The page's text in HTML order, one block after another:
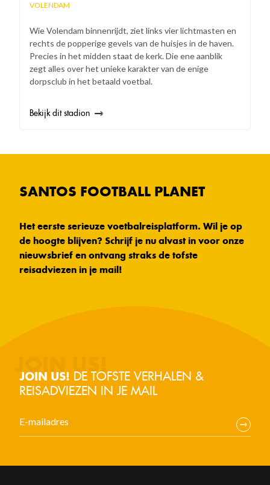
VOLENDAM
Wie Volendam binnenrijdt, ziet links vier lichtmasten en
rechts de popperige gevels van de huisjes in de haven.
Precies in het midden staat de kerk. Die ene aanblik
zegt alles over het unieke karakter van de enige
dorpsclub in het betaald voetbal.
Bekijk dit stadion
SANTOS FOOTBALL PLANET
Het eerste serieuze voetbalreisplatform. Wil je op
de hoogte blijven? Schrijf je nu alvast in voor onze
nieuwsbrief en ontvang straks de tofste
reisadviezen in je mail!
JOIN US! DE TOFSTE VERHALEN &
REISADVIEZEN IN JE MAIL